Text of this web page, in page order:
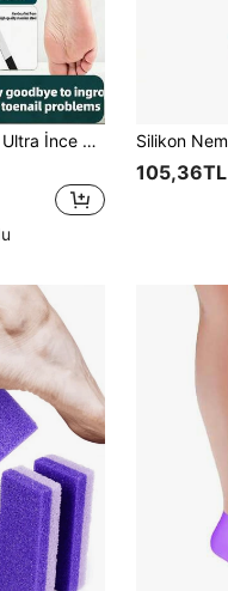
Ev Tipi Ayak Bakımı ve Manikür Malzemesi, Anneler Günü, Babalar Günü ve Okula Dönüş Hediyesi
105,36TL